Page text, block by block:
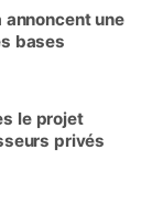
annoncent une
bases
le projet
privés